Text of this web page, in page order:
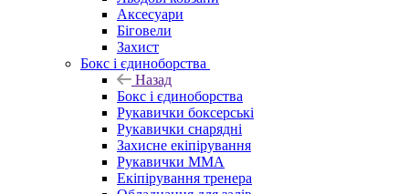
Аксесуари
Біговели
Захист
Бокс і єдиноборства
Назад
Бокс і єдиноборства
Рукавички боксерські
Рукавички снарядні
Захисне екіпірування
Рукавички ММА
Екіпірування тренера